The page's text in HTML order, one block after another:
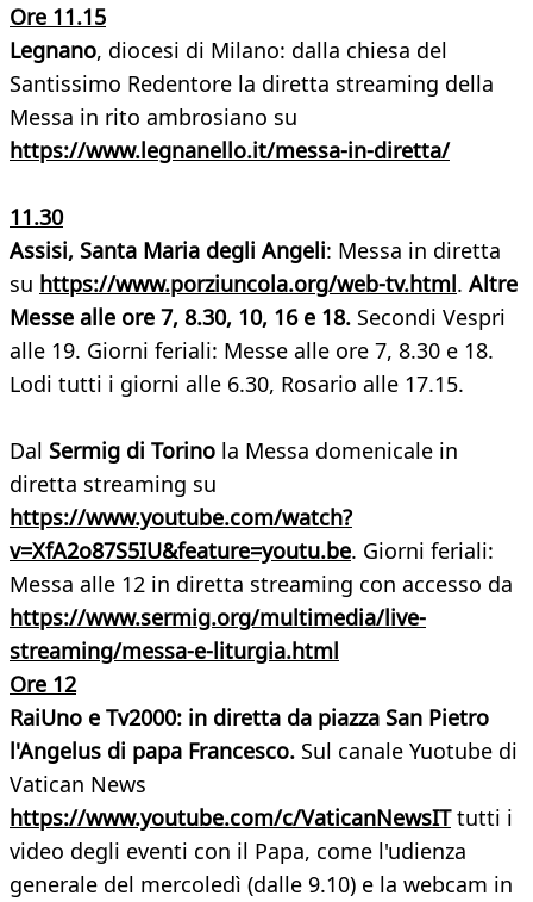
Ore 11.15
Legnano, diocesi di Milano: dalla chiesa del
Santissimo Redentore la diretta streaming della
Messa in rito ambrosiano su
https://www.legnanello.it/messa-in-diretta/
11.30
Assisi, Santa Maria degli Angeli: Messa in diretta
su https://www.porziuncola.org/web-tv.html. Altre
Messe alle ore 7, 8.30, 10, 16 e 18. Secondi Vespri
alle 19. Giorni feriali: Messe alle ore 7, 8.30 e 18.
Lodi tutti i giorni alle 6.30, Rosario alle 17.15.
Dal Sermig di Torino la Messa domenicale in
diretta streaming su
https://www.youtube.com/watch?
v=XfA2o87S5IU&feature=youtu.be. Giorni feriali:
Messa alle 12 in diretta streaming con accesso da
https://www.sermig.org/multimedia/live-
streaming/messa-e-liturgia.html
Ore 12
RaiUno e Tv2000: in diretta da piazza San Pietro
l'Angelus di papa Francesco. Sul canale Yuotube di
Vatican News
https://www.youtube.com/c/VaticanNewsITtutti i
video degli eventi con il Papa, come l'udienza
generale del mercoledì (dalle 9.10) e la webcam in